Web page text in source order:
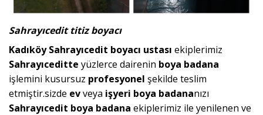
Sahrayıcedit titiz boyacı
Kadıköy Sahrayıcedit boyacı ustası ekiplerimiz
Sahrayıceditte yüzlerce dairenin boya badana
işlemini kusursuz profesyonel şekilde teslim
etmiştir.sizde evveya işyeri boya badananızı
Sahrayıcedit boya badana ekiplerimiz ile yenilenen ve